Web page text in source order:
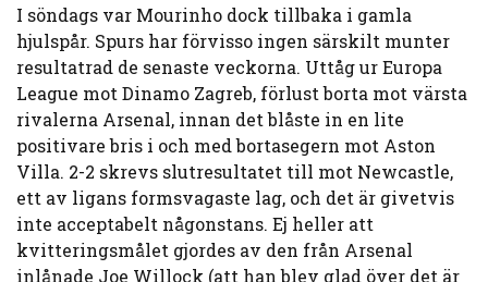
I söndags var Mourinho dock tillbaka i gamla
hjulspår. Spurs har förvisso ingen särskilt munter
resultatrad de senaste veckorna. Uttåg ur Europa
League mot Dinamo Zagreb, förlust borta mot värsta
rivalerna Arsenal, innan det blåste in en lite
positivare bris i och med bortasegern mot Aston
Villa. 2-2 skrevs slutresultatet till mot Newcastle,
ett av ligans formsvagaste lag, och det är givetvis
inte acceptabelt någonstans. Ej heller att
kvitteringsmålet gjordes av den från Arsenal
inlånade Joe Willock (att han blev glad över det är